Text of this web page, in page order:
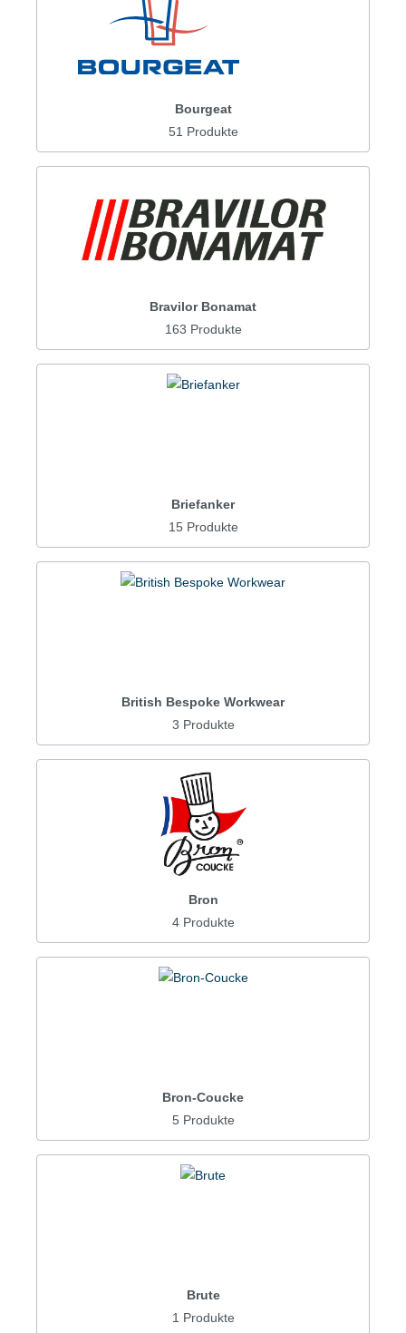
Bourgeat
51 Produkte
Bravilor Bonamat
163 Produkte
Briefanker
15 Produkte
British Bespoke Workwear
3 Produkte
Bron
4 Produkte
Bron-Coucke
5 Produkte
Brute
1 Produkte